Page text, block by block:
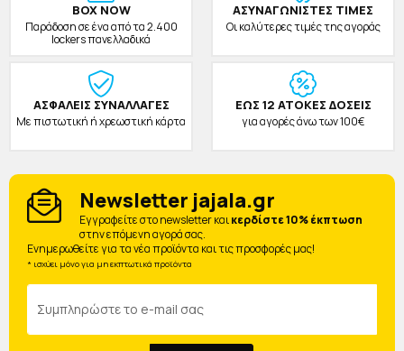
BOX NOW
Παράδοση σε ένα από τα 2.400
lockers πανελλαδικά
ΑΣΥΝΑΓΩΝΙΣΤΕΣ ΤΙΜΕΣ
Οι καλύτερες τιμές της αγοράς
ΑΣΦΑΛΕΙΣ ΣΥΝΑΛΛΑΓΕΣ
Με πιστωτική ή χρεωστική κάρτα
ΕΩΣ 12 ΑΤΟΚΕΣ ΔΟΣΕΙΣ
για αγορές άνω των 100€
Newsletter jajala.gr
Eγγραφείτε στο newsletter καικερδίστε 10% έκπτωση
στην επόμενη αγορά σας.
Ενημερωθείτε για τα νέα προϊόντα και τις προσφορές μας!
* ισχύει μόνο για μη εκπτωτικά προϊόντα